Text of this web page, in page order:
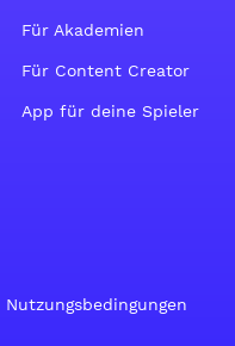
Für Akademien
Für Content Creator
App für deine Spieler
Nutzungsbedingungen